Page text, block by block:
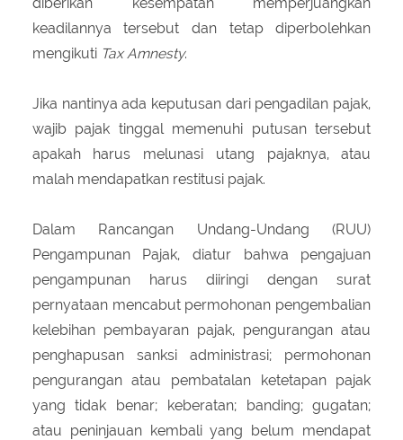
keadilannya tersebut dan tetap diperbolehkan
mengikuti Tax Amnesty.
Jika nantinya ada keputusan dari pengadilan pajak,
wajib pajak tinggal memenuhi putusan tersebut
apakah harus melunasi utang pajaknya, atau
malah mendapatkan restitusi pajak.
Dalam Rancangan Undang-Undang (RUU)
Pengampunan Pajak, diatur bahwa pengajuan
pengampunan harus diiringi dengan surat
pernyataan mencabut permohonan pengembalian
kelebihan pembayaran pajak, pengurangan atau
penghapusan sanksi administrasi; permohonan
pengurangan atau pembatalan ketetapan pajak
yang tidak benar; keberatan; banding; gugatan;
atau peninjauan kembali yang belum mendapat